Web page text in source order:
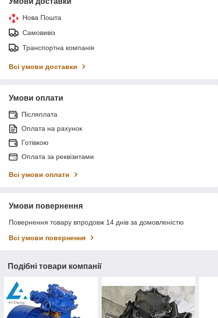
Нова Пошта
Самовивіз
Транспортна компанія
Всі умови доставки
Умови оплати
Післяплата
Оплата на рахунок
Готівкою
Оплата за реквізитами
Всі умови оплати
Умови повернення
Повернення товару впродовж 14 днів за домовленістю
Всі умови повернення
Подібні товари компанії